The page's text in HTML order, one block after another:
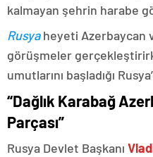
kalmayan şehrin harabe
Rusyaheyeti Azerbaycan
görüşmeler
umutlarını başladığı
“Dağlık Karabağ
Parçası”
Rusya Devlet Başkanı